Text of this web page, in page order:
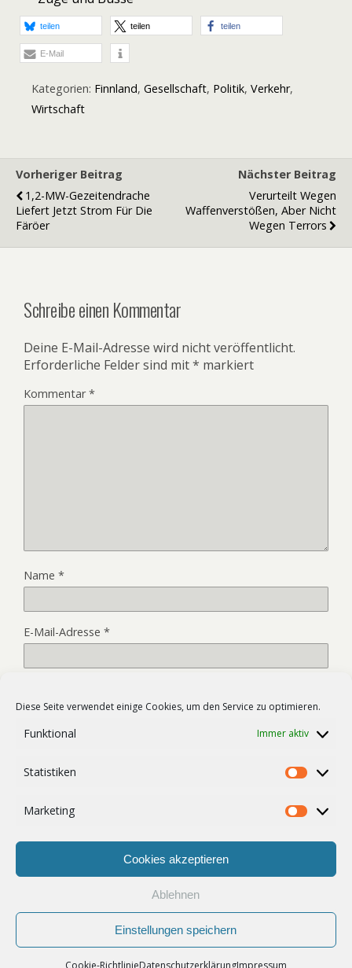
Diese Seite verwendet einige Cookies, um den Service zu optimieren.
Funktional Immer aktiv
Statistiken
Marketing
Cookies akzeptieren
Ablehnen
Einstellungen speichern
Cookie-RichtlinieDatenschutzerklärungImpressum
teilen teilen teilen
E-Mail
Kategorien: Finnland, Gesellschaft, Politik, Verkehr,
Wirtschaft
Vorheriger Beitrag
1,2-MW-Gezeitendrache
Liefert Jetzt Strom Für Die
Färöer
Nächster Beitrag
Verurteilt Wegen
Waffenverstößen, Aber Nicht
Wegen Terrors
Schreibe einen Kommentar
Deine E-Mail-Adresse wird nicht veröffentlicht.
Erforderliche Felder sind mit* markiert
Kommentar*
Name *
E-Mail-Adresse *
meinen nächsten Kommentar speichern.
Zum Seitenanfang
Mobil Desktop